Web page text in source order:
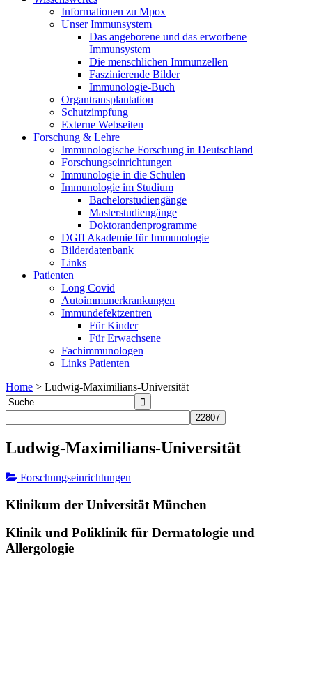
Informationen zu Mpox
Unser Immunsystem
Das angeborene und das erworbene
Immunsystem
Die menschlichen Immunzellen
Faszinierende Bilder
Immunologie-Buch
Organtransplantation
Schutzimpfung
Externe Webseiten
Forschung & Lehre
Immunologische Forschung in Deutschland
Forschungseinrichtungen
Immunologie in die Schulen
Immunologie im Studium
Bachelorstudiengänge
Masterstudiengänge
Doktorandenprogramme
DGfI Akademie für Immunologie
Bilderdatenbank
Links
Patienten
Long Covid
Autoimmunerkrankungen
Immundefektzentren
Für Kinder
Für Erwachsene
Fachimmunologen
Links Patienten
Home > Ludwig-Maximilians-Universität
Ludwig-Maximilians-Universität
Forschungseinrichtungen
Klinikum der Universität München
Klinik und Poliklinik für Dermatologie und
Allergologie